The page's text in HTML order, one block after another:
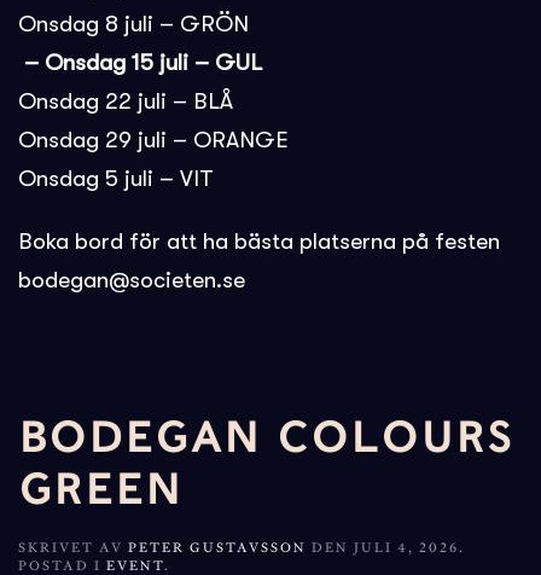
Onsdag 8 juli – GRÖN
– Onsdag 15 juli – GUL
Onsdag 22 juli – BLÅ
Onsdag 29 juli – ORANGE
Onsdag 5 juli – VIT
Boka bord för att ha bästa platserna på festen
bodegan@societen.se
BODEGAN COLOURS
GREEN
SKRIVET AV PETER GUSTAVSSON DEN JULI 4, 2026 .
POSTAD I EVENT.